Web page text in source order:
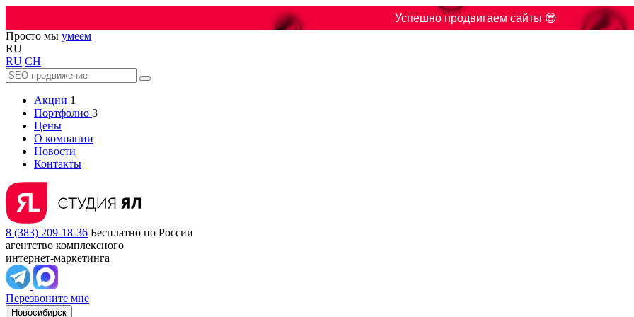
😎 Успешно продвигаем сайты 😎
Просто мы умеем
RU
RU CH
Акции 1
Портфолио 3
Цены
О компании
Новости
Контакты
8 (383) 209-18-36 Бесплатно по России
агентство комплексного
интернет-маркетинга
Перезвоните мне
Новосибирск